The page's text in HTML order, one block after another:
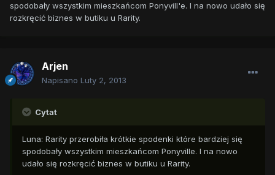
spodobały wszystkim mieszkańcom Ponyvill'e. I na nowo udało się
rozkręcić biznes w butiku u Rarity.
Arjen
Napisano Luty 2, 2013
Cytat
Luna: Rarity przerobiła krótkie spodenki które bardziej się
spodobały wszystkim mieszkańcom Ponyville. I na nowo
udało się rozkręcić biznes w butiku u Rarity.